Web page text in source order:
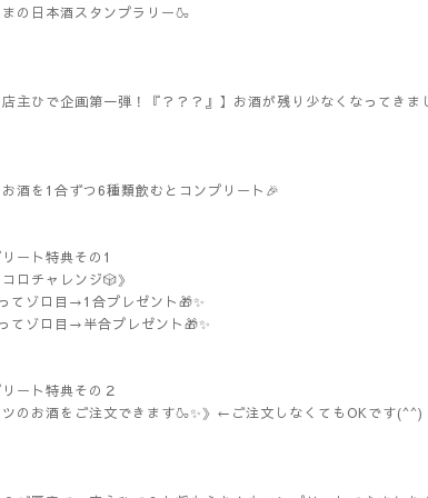
の日本酒スタンプラリー🍶
主ひで企画第一弾！『？？？』】お酒が残り少なくなってきま
酒を1合ずつ6種類飲むとコンプリート🎉
ート特典その1
コロチャレンジ🎲》
てゾロ目→1合プレゼント🎁✨
てゾロ目→半合プレゼント🎁✨
ート特典その２
ツのお酒をご注文できます🍶✨》←ご注文しなくてもOKです(^^)